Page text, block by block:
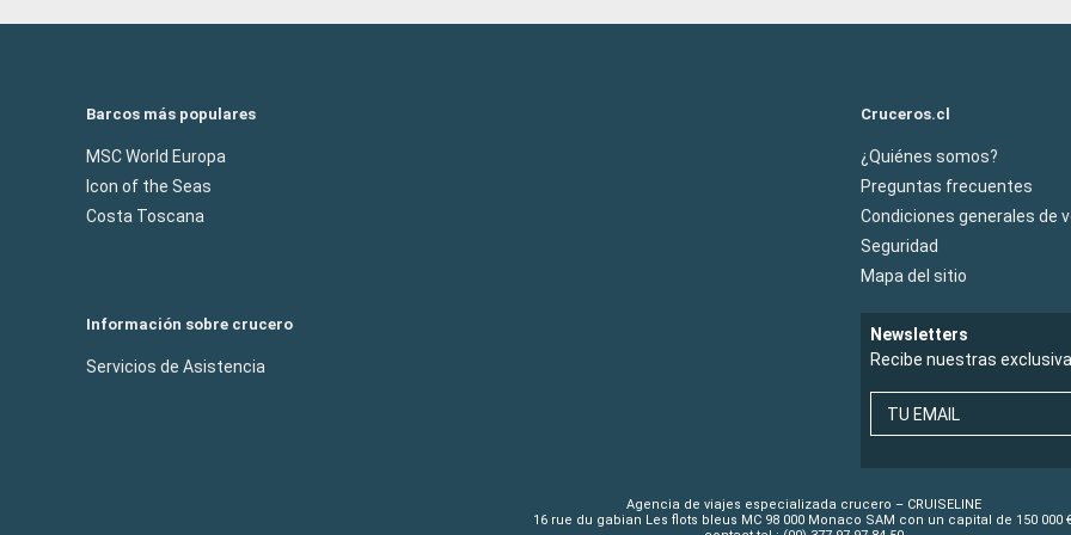
Barcos más populares
MSC World Europa
Icon of the Seas
Costa Toscana
Cruceros.cl
¿Quiénes somos?
Preguntas frecuentes
Condiciones generales de
Seguridad
Mapa del sitio
Información sobre crucero
Servicios de Asistencia
Newsletters
Recibe nuestras
TU EMAIL
Agencia de viajes especializada crucero – CRUISELINE
16 rue du gabian Les flots bleus MC 98 000 Monaco SAM con un capital de 150 000